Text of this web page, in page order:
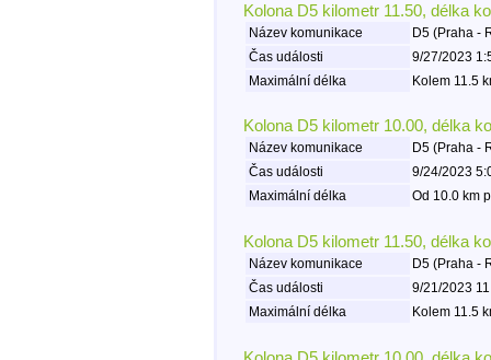
Kolona D5 kilometr 11.50, délka
Název komunikace
D5 (Praha -
Čas události
9/27/2023
Maximální délka
Kolem 11.5
Kolona D5 kilometr 10.00, délka
Název komunikace
D5 (Praha -
Čas události
9/24/2023
Maximální délka
Od 10.0 km
Kolona D5 kilometr 11.50, délka
Název komunikace
D5 (Praha -
Čas události
9/21/2023
Maximální délka
Kolem 11.5